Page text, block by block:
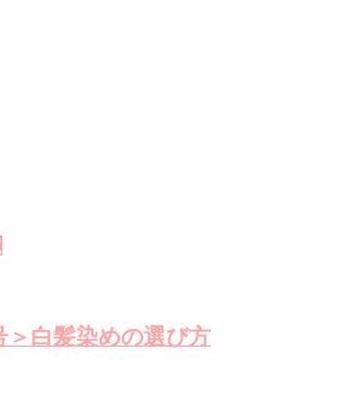
＞白髪染めの選び方